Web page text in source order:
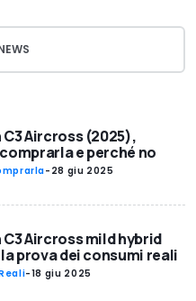
Aircross (2025),
e perché no
- 28 giu 2025
Aircross mild hybrid
prova dei consumi reali
-18 giu 2025